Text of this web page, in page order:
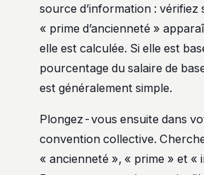
source d’information : vérifiez
« prime d’ancienneté »
elle est calculée. Si elle est
pourcentage du salaire de
est généralement simple.
Plongez-vous ensuite dans
convention collective.
« ancienneté », « prime » et «